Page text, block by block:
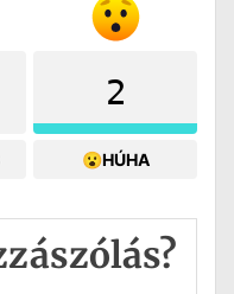
2
😮HÚHA